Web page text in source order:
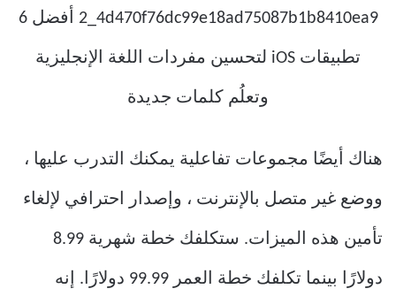
هناك أيضًا مجموعات تفاعلية يمكنك التدرب عليها ،
ووضع غير متصل بالإنترنت ، وإصدار احترافي لإلغاء
تأمين هذه الميزات. ستكلفك خطة شهرية 8.99
دولارًا بينما تكلفك خطة العمر 99.99 دولارًا. إنه